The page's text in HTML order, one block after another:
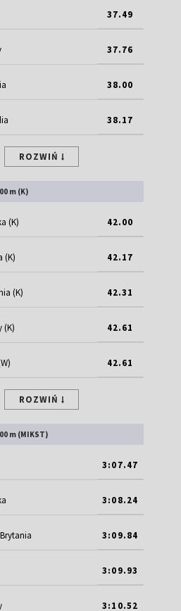
37.49
37.76
38.00
38.17
ROZWIŃ
m (K)
(K) 42.00
(K) 42.17
(K) 42.31
(K) 42.61
42.61
ROZWIŃ
m (MIKST)
3:07.47
3:08.24
3:09.84
3:09.93
3:10.52